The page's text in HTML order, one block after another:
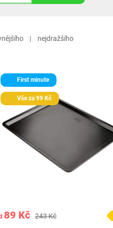
nejdražšího
First minute
Vše za 99 Kč
89 Kč 243 Kč